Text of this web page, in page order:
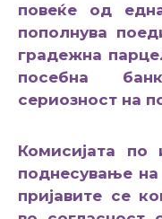
повеќе од
пополнува
градежна
посебна
сериозност на
Комисијата по
поднесување на
пријавите се